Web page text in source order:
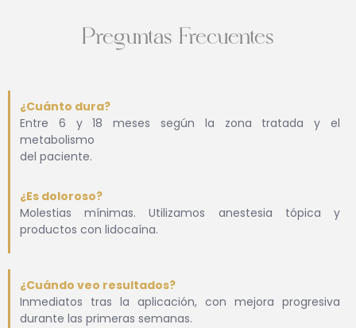
Preguntas Frecuentes
¿Cuánto dura?
Entre 6 y 18 meses según la zona tratada y el
metabolismo
del paciente.
¿Es doloroso?
Molestias mínimas. Utilizamos anestesia tópica y
productos con lidocaína.
¿Cuándo veo resultados?
Inmediatos tras la aplicación, con mejora progresiva
durante las primeras semanas.